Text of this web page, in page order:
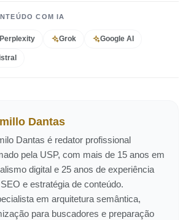
COM IA
Perplexity Grok Google AI
Dantas
Dantas é redator profissional
pela USP, com mais de 15 anos em
digital e 25 anos de experiência
e estratégia de conteúdo.
em arquitetura semântica,
para buscadores e preparação